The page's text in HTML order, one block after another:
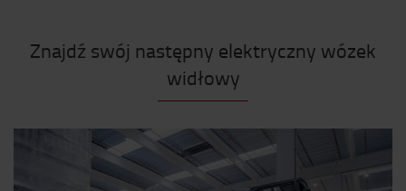
Znajdź swój następny elektryczny wózek
widłowy